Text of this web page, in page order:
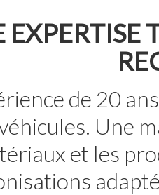
EXPERTISE
de 20
Une
et les